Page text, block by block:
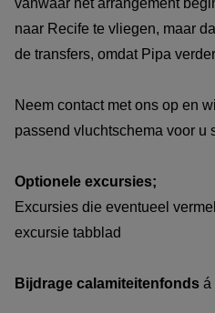
vanwaar het arrangement
naar Recife te vliegen, maar
de transfers, omdat Pipa
Neem contact met ons op en
passend vluchtschema voor u
Optionele excursies;
Excursies die eventueel
excursie tabblad
Bijdrage calamiteitenfonds á